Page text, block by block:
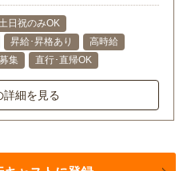
日祝のみOK
昇給･昇格あり
高時給
集 直行･直帰OK
詳細を見る